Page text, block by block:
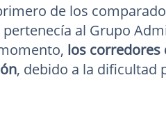
de los
al Grupo
los corredores
, debido a la dificultad